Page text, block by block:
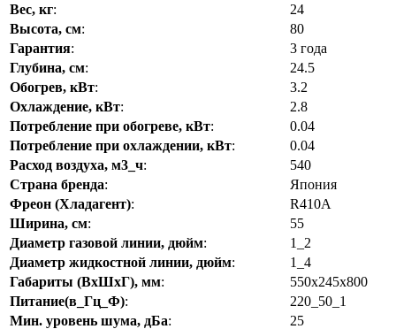
Вес, кг:
24
Высота, см:
80
Гарантия:
3 года
Глубина, см:
24.5
Обогрев, кВт:
3.2
Охлаждение, кВт:
2.8
Потребление при обогреве, кВт:
0.04
Потребление при охлаждении, кВт:
0.04
Расход воздуха, м3_ч:
540
Страна бренда:
Япония
Фреон (Хладагент):
R410A
Ширина, см:
55
Диаметр газовой линии, дюйм:
1_2
Диаметр жидкостной линии, дюйм:
1_4
Габариты (ВхШхГ), мм:
550x245x800
Питание(в_Гц_Ф):
220_50_1
Мин. уровень шума, дБа:
25